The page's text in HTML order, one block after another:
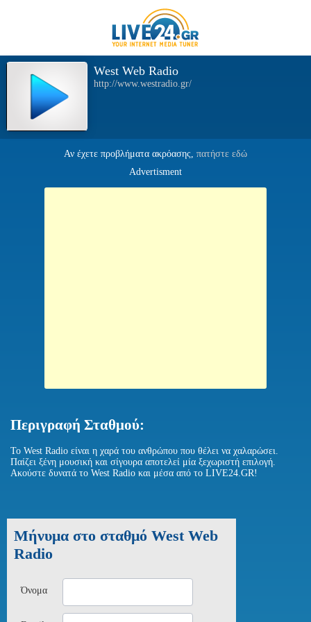
West Web Radio
http://www.westradio.gr/
Αν έχετε προβλήματα ακρόασης, πατήστε εδώ
Advertisment
Περιγραφή Σταθμού:
To West Radio είναι η χαρά του ανθρώπου που θέλει να χαλαρώσει.
Παίζει ξένη μουσική και σίγουρα αποτελεί μία ξεχωριστή επιλογή.
Ακούστε δυνατά το West Radio και μέσα από το LIVE24.GR!
Μήνυμα στο σταθμό West Web
Radio
Όνομα